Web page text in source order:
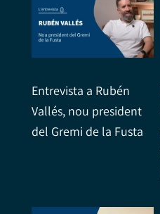
Entrevista a Rubén
Vallés, nou president
del Gremi de la Fusta